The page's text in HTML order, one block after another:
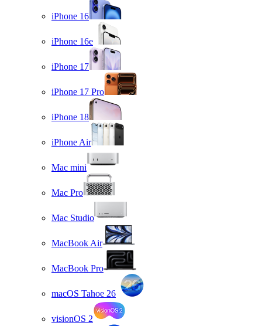
iPhone 16
iPhone 16e
iPhone 17
iPhone 17 Pro
iPhone 18
iPhone Air
Mac mini
Mac Pro
Mac Studio
MacBook Air
MacBook Pro
macOS Tahoe 26
visionOS 2